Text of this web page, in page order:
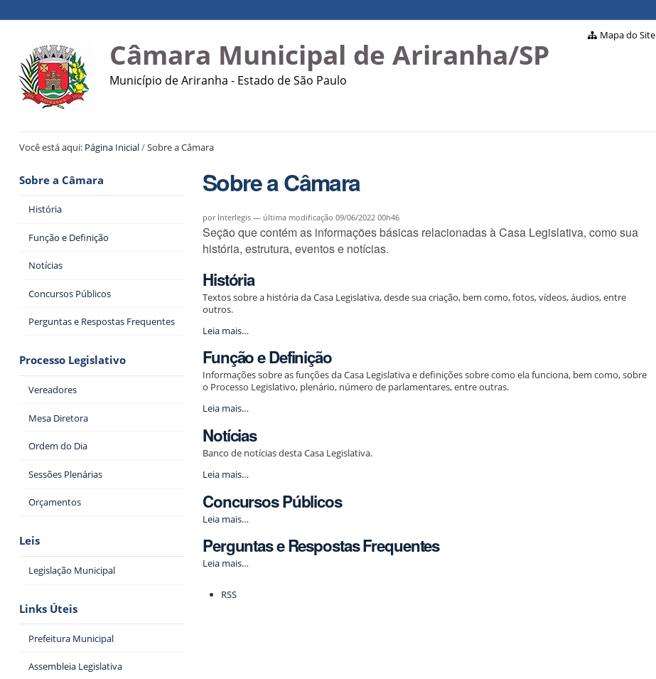
Câmara Municipal de Ariranha/SP
Município de Ariranha - Estado de São Paulo
Mapa do Site
Você está aqui: Página Inicial/Sobre a Câmara
Sobre a Câmara
História
Função e Definição
Notícias
Concursos Públicos
Perguntas e Respostas Frequentes
Processo Legislativo
Vereadores
Mesa Diretora
Ordem do Dia
Sessões Plenárias
Orçamentos
Leis
Legislação Municipal
Links Úteis
Prefeitura Municipal
Assembleia Legislativa
Sobre a Câmara
por Interlegis — última modificação 09/06/2022 00h46
Seção que contém as informações básicas relacionadas à Casa Legislativa, como sua
história, estrutura, eventos e notícias.
História
Textos sobre a história da Casa Legislativa, desde sua criação, bem como, fotos, vídeos, áudios, entre
outros.
História
Leia mais…
Função e Definição
Informações sobre as funções da Casa Legislativa e definições sobre como ela funciona, bem como, sobre
o Processo Legislativo, plenário, número de parlamentares, entre outras.
Função
Definição
-
Leia mais…
Notícias
Banco de notícias desta Casa Legislativa.
Notícias
Leia mais…
Concursos Públicos
Concursos
-
Leia mais…
Perguntas e Respostas Frequentes
Perguntas
Frequentes
Leia mais…
do
RSS